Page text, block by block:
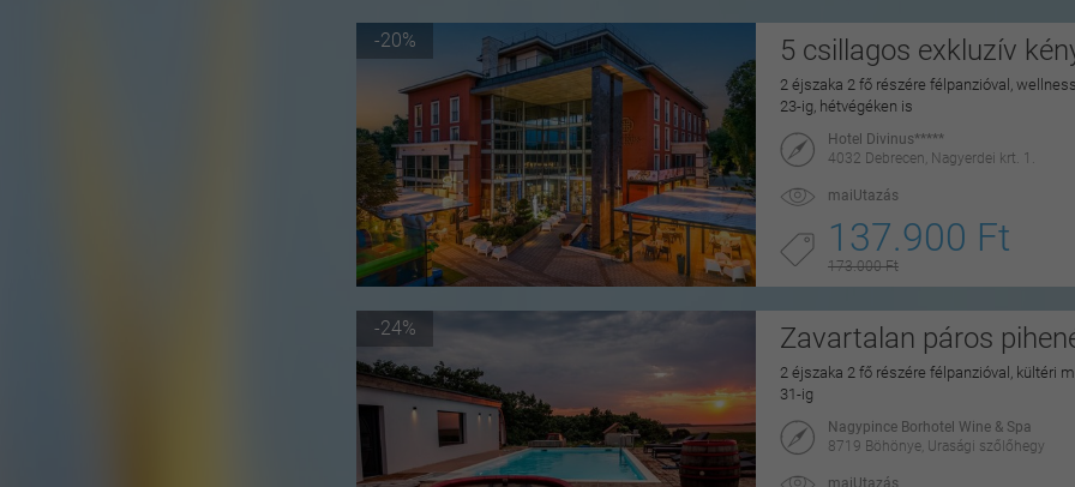
-20% 5 csillagos exkluzív
2 éjszaka 2 fő részére félpanzióval,
23-ig, hétvégéken is
Hotel Divinus*****
4032 Debrecen, Nagyerdei krt. 1.
maiUtazás
137.900 Ft
173.000 Ft
-24% Zavartalan páros
2 éjszaka 2 fő részére félpanzióval, kültéri
31-ig
Nagypince Borhotel Wine & Spa
8719 Böhönye, Urasági szőlőhegy
maiUtazás